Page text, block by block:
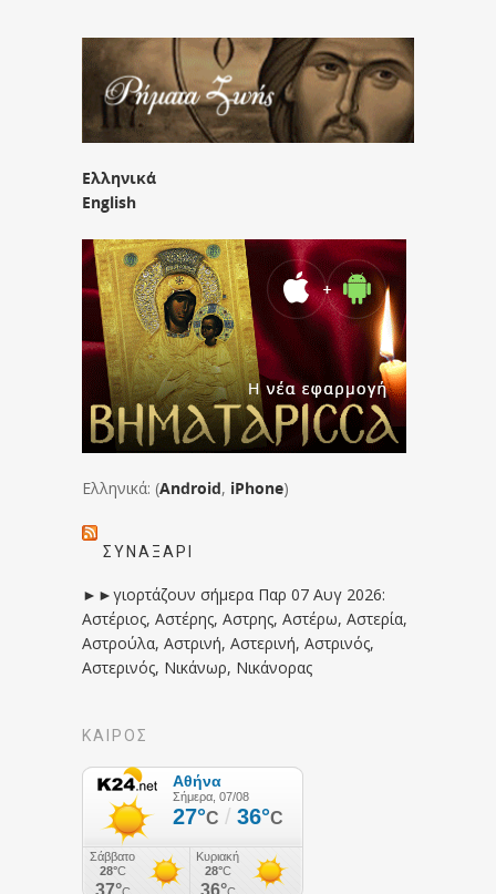
Ελληνικά
English
Ελληνικά: (Android, iPhone)
ΣΥΝΑΞΆΡΙ
►►γιορτάζουν σήμερα Παρ 07 Αυγ 2026:
Αστέριος, Αστέρης, Αστρης, Αστέρω, Αστερία,
Αστρούλα, Αστρινή, Αστερινή, Αστρινός,
Αστερινός, Νικάνωρ, Νικάνορας
ΚΑΙΡΟΣ